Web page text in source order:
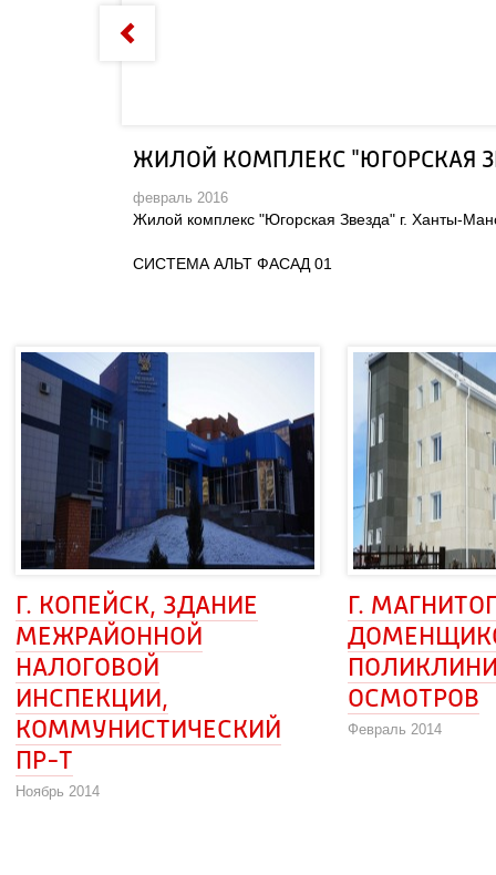
ЖИЛОЙ КОМПЛЕКС "ЮГОРСКАЯ
февраль 2016
Жилой комплекс "Югорская Звезда" г. Ханты-
СИСТЕМА АЛЬТ ФАСАД 01
Г. КОПЕЙСК, ЗДАНИЕ
МЕЖРАЙОННОЙ
НАЛОГОВОЙ
ИНСПЕКЦИИ,
КОММУНИСТИЧЕСКИЙ
ПР-Т
Ноябрь 2014
Г.
ОСМОТРОВ
Февраль 2014